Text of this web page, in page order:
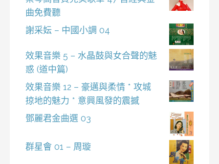
曲免費聽
謝采妘 – 中國小調 04
效果音樂 5 – 水晶鼓與女合聲的魅
惑 (道中篇)
效果音樂 12 – 豪邁與柔情 * 攻城
掠地的魅力 * 意興風發的震撼
鄧麗君金曲選 03
群星會 01 – 周璇